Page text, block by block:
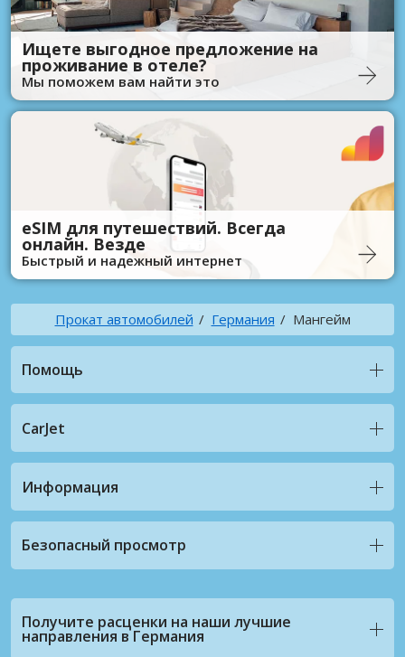
Ищете выгодное предложение на
проживание в отеле?
Мы поможем вам найти это
eSIM для путешествий. Всегда
онлайн. Везде
Быстрый и надежный интернет
Прокат автомобилей Германия Мангейм
Помощь
CarJet
Информация
Безопасный просмотр
Получите расценки на наши лучшие
направления в Германия